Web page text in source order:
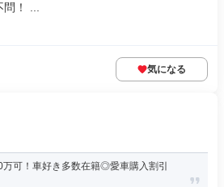
！ ...
気になる
可！車好き多数在籍◎愛車購入割引